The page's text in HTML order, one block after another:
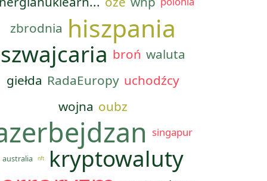
zbrodnia hiszpania
szwajcaria broń waluta
giełda RadaEuropy uchodźcy
wojna oubz
singapur
australia nft kryptowaluty